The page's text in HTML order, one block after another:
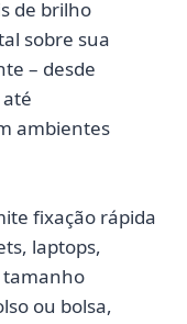
de brilho
sobre sua
– desde
ambientes
fixação rápida
laptops,
tamanho
ou bolsa,